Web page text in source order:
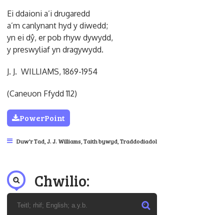
Ei ddaioni a’i drugaredd
a’m canlynant hyd y diwedd;
yn ei dŷ, er pob rhyw dywydd,
y preswyliaf yn dragywydd.
J. J. WILLIAMS, 1869-1954
(Caneuon Ffydd 112)
PowerPoint
Duw'r Tad J. J. Williams Taith bywyd Traddodiadol
Chwilio: